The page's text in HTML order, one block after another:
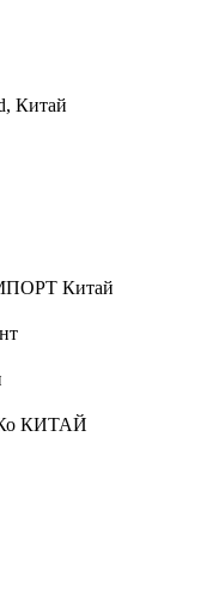
Китай
Китай
Ко КИТАЙ